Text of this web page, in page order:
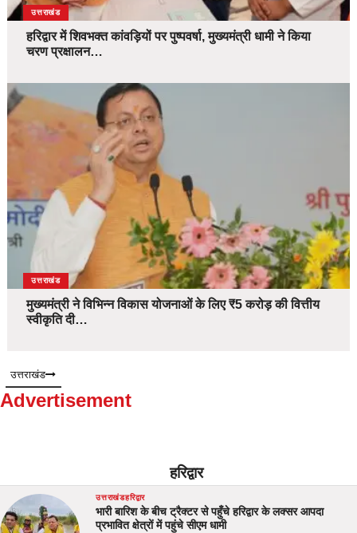
उत्तराखंड
हरिद्वार में शिवभक्त कांवड़ियों पर पुष्पवर्षा, मुख्यमंत्री धामी ने किया
चरण प्रक्षालन…
उत्तराखंड
मुख्यमंत्री ने विभिन्न विकास योजनाओं के लिए ₹5 करोड़ की वित्तीय
स्वीकृति दी…
उत्तराखंड
Advertisement
हरिद्वार
उत्तराखंडहरिद्वार
भारी बारिश के बीच ट्रैक्टर से पहुँचे हरिद्वार के लक्सर आपदा
प्रभावित क्षेत्रों में पहुंचे सीएम धामी